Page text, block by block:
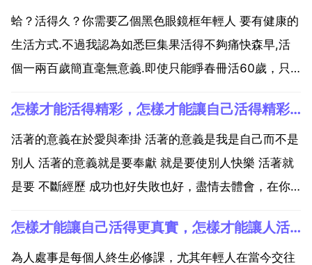
蛤？活得久？你需要乙個黑色眼鏡框年輕人 要有健康的
生活方式.不過我認為如悉巨集果活得不夠痛快森早,活
個一兩百歲簡直毫無意義.即使只能睜春冊活60歲，只
方式，樂觀的心態。修煉成仙，想活多久就活多久 要多
抽菸 多喝酒 每天都要熬夜 這才是長生不老的秘訣...
怎樣才能活得精彩，怎樣才能讓自己活得精彩？
活著的意義在於愛與牽掛 活著的意義是我是自己而不是
別人 活著的意義就是要奉獻 就是要使別人快樂 活著就
是要 不斷經歷 成功也好失敗也好，盡情去體會，在你
義就是為了尋找活著的意義 1 每個人都有自己活著的意
義.人,要為自己而活.意義就是為自己的目標而努...
怎樣才能讓自己活得更真實，怎樣才能讓人活得更長壽？
為人處事是每個人終生必修課，尤其年輕人在當今交往